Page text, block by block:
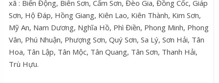
xã : Biển Động, Biên Sơn, Cấm Sơn, Đèo Gia, Đồng Cốc, Giáp
Sơn, Hộ Đáp, Hồng Giang, Kiên Lao, Kiên Thành, Kim Sơn,
Mỹ An, Nam Dương, Nghĩa Hồ, Phì Điền, Phong Minh, Phong
Vân, Phú Nhuận, Phượng Sơn, Quý Sơn, Sa Lý, Sơn Hải, Tân
Hoa, Tân Lập, Tân Mộc, Tân Quang, Tân Sơn, Thanh Hải,
Trù Hựu.